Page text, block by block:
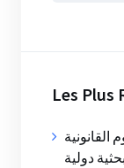
Les Plus
القانونية
دولية